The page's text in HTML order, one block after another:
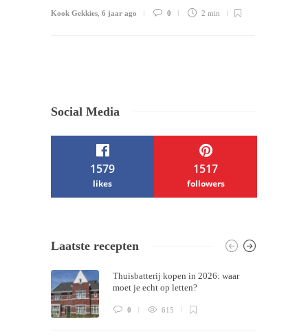
Kook Gekkies 6 jaar ago 0 2 min
Social Media
1579
likes
1517
followers
Themes bySilicon Themes . Join us right
now!
Laatste recepten
Thuisbatterij kopen in 2026: waar
moet je echt op letten?
0 615